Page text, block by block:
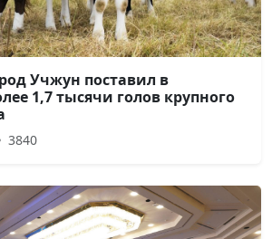
Учжун поставил в
1,7 тысячи голов крупного
3840